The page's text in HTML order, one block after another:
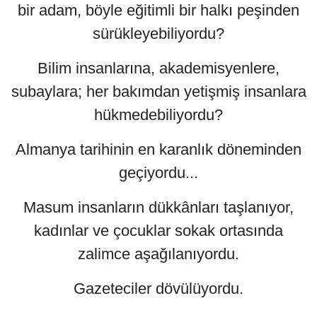
bir adam, böyle eğitimli bir halkı peşinden
sürükleyebiliyordu?
Bilim insanlarına, akademisyenlere,
subaylara; her bakımdan yetişmiş insanlara
hükmedebiliyordu?
Almanya tarihinin en karanlık döneminden
geçiyordu...
Masum insanların dükkânları taşlanıyor,
kadınlar ve çocuklar sokak ortasında
zalimce aşağılanıyordu.
Gazeteciler dövülüyordu.